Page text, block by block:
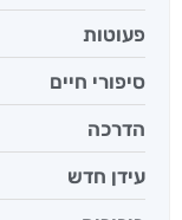
פעוטות
סיפורי חיים
הדרכה
עידן חדש